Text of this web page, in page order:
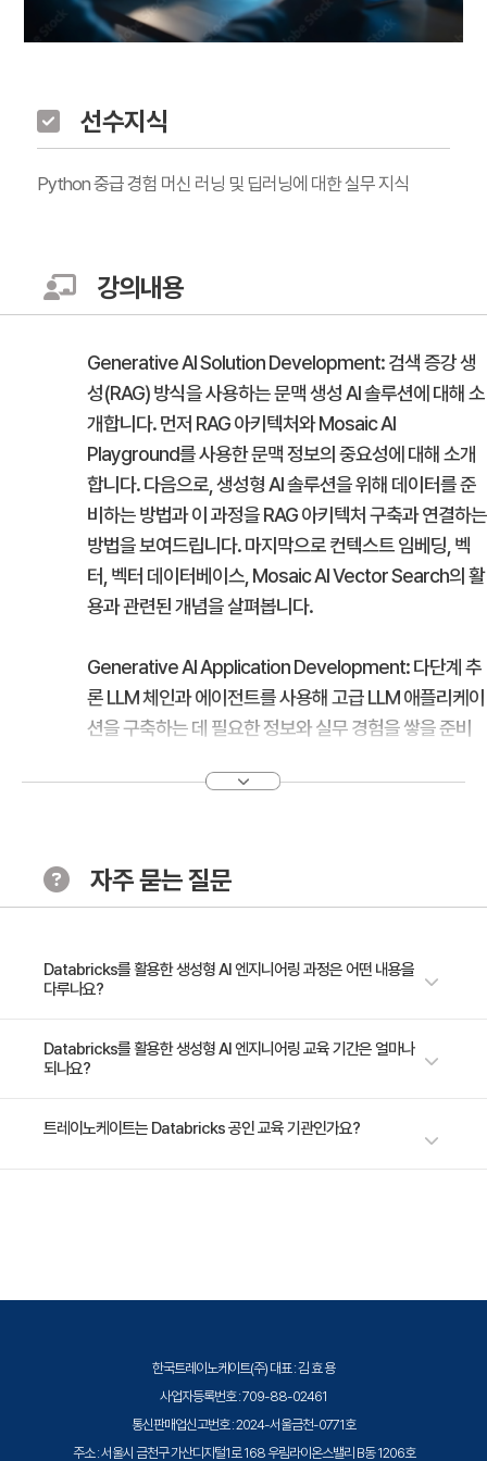
선수지식
Python 중급 경험 머신 러닝 및 딥러닝에 대한 실무 지식
강의내용
Generative AI Solution Development: 검색 증강 생
성(RAG) 방식을 사용하는 문맥 생성 AI 솔루션에 대해 소
개합니다. 먼저 RAG 아키텍처와 Mosaic AI
Playground를 사용한 문맥 정보의 중요성에 대해 소개
합니다. 다음으로, 생성형 AI 솔루션을 위해 데이터를 준
비하는 방법과 이 과정을 RAG 아키텍처 구축과 연결하는
방법을 보여드립니다. 마지막으로 컨텍스트 임베딩, 벡
터, 벡터 데이터베이스, Mosaic AI Vector Search의 활
용과 관련된 개념을 살펴봅니다.
Generative AI Application Development: 다단계 추
론 LLM 체인과 에이전트를 사용해 고급 LLM 애플리케이
션을 구축하는 데 필요한 정보와 실무 경험을 쌓을 준비
해하고 각 단계에 가장 적합한 모델을 선택해 비즈니스
단계 추론 체인을 구축하는 방법을 보여드리겠습니다. 마
지막으로 에이전트를 소개하고 Databricks에서 생성 모
Generative AI Application Evaluation and
스에 대한 소개입니다. 먼저 평가 및 거버넌스/보안 시스
거버넌스 시스템을 Databricks Data Intelligence
Generative AI Application Deployment and
영, 모니터링하는 방법을 배울 준비가 되셨나요? 이 모듈
에서는 Model Serving과 같은 도구를 사용하여 제너레
이티브 AI 애플리케이션을 배포하는 기술을 습득할 수 있
자주 묻는 질문
Databricks를 활용한 생성형 AI 엔지니어링 과정은 어떤 내용을
다루나요?
이 과정은 Data Scientists, 머신러닝 엔지니어 및 가장 인기 있는 최신 프
레임워크와 Databricks 기능을 사용하여 제너레이티브 AI 애플리케이션을
포함된 4시간짜리 4개의 모듈에 대해 각각 설명합니다.
Databricks를 활용한 생성형 AI 엔지니어링 교육 기간은 얼마나
되나요?
2일 과정입니다. 상세 일정은 교육 페이지에서 확인하실 수 있습니다.
트레이노케이트는 Databricks 공인 교육 기관인가요?
한국트레이노케이트(주) 대표 : 김 효 용
사업자등록번호 : 709-88-02461
통신판매업신고번호 : 2024-서울금천-0771호
주소 : 서울시 금천구 가산디지털1로 168 우림라이온스밸리 B동 1206호